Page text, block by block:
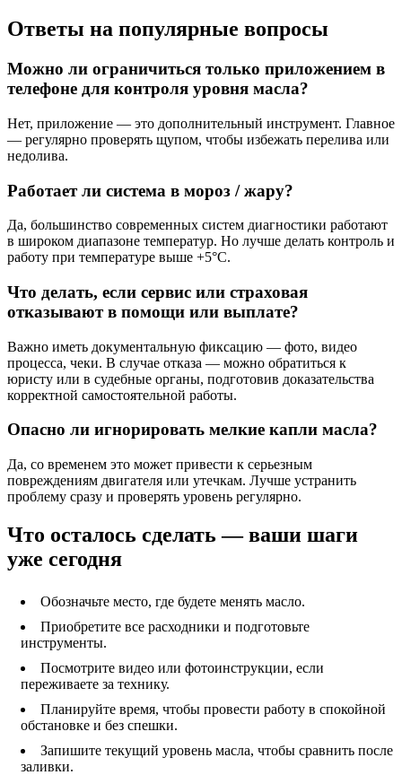
Ответы на популярные вопросы
Можно ли ограничиться только приложением в
телефоне для контроля уровня масла?
Нет, приложение — это дополнительный инструмент. Главное
— регулярно проверять щупом, чтобы избежать перелива или
недолива.
Работает ли система в мороз / жару?
Да, большинство современных систем диагностики работают
в широком диапазоне температур. Но лучше делать контроль и
работу при температуре выше +5°C.
Что делать, если сервис или страховая
отказывают в помощи или выплате?
Важно иметь документальную фиксацию — фото, видео
процесса, чеки. В случае отказа — можно обратиться к
юристу или в судебные органы, подготовив доказательства
корректной самостоятельной работы.
Опасно ли игнорировать мелкие капли масла?
Да, со временем это может привести к серьезным
повреждениям двигателя или утечкам. Лучше устранить
проблему сразу и проверять уровень регулярно.
Что осталось сделать — ваши шаги
уже сегодня
Обозначьте место, где будете менять масло.
Приобретите все расходники и подготовьте
инструменты.
Посмотрите видео или фотоинструкции, если
переживаете за технику.
Планируйте время, чтобы провести работу в спокойной
обстановке и без спешки.
Запишите текущий уровень масла, чтобы сравнить после
заливки.